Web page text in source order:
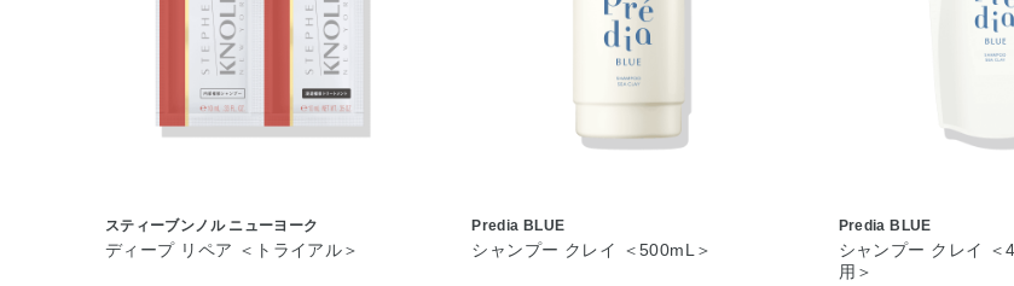
スティーブンノル ニューヨーク
ディープ リペア ＜トライアル＞
Predia BLUE
シャンプー クレイ ＜500mL＞
Predia BLUE
シャンプー クレイ ＜
用＞